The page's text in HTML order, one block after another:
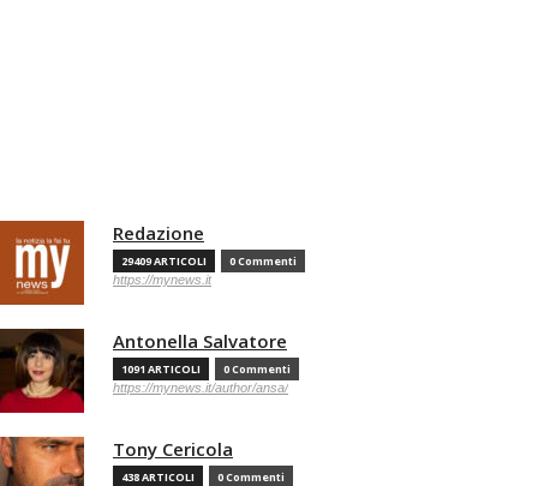
Redazione
29409 ARTICOLI 0 Commenti
https://mynews.it
Antonella Salvatore
1091 ARTICOLI 0 Commenti
https://mynews.it/author/ansa/
Tony Cericola
438 ARTICOLI 0 Commenti